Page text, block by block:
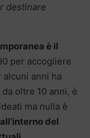
destinare
è il
per accogliere
alcuni anni ha
oltre 10 anni, è
ma nulla è
del